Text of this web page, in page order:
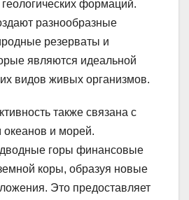
формаций.
разнообразные
резерваты и
являются идеальной
видов живых организмов.
также связана с
и морей.
горы финансовые
коры, образуя новые
Это предоставляет